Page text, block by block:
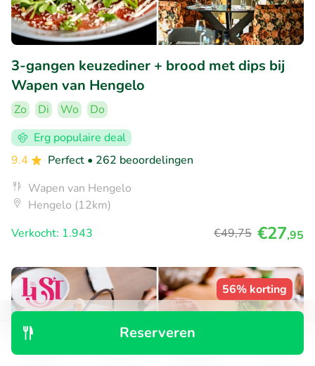
Reserveren
3-gangen keuzediner + brood met dips bij
Wapen van Hengelo
Zo Di Wo
Do
Erg populaire deal
9.4
Perfect • 262 beoordelingen
Wapen van Hengelo
Hengelo (12km)
Verkocht: 1.943
€49,75 €27,95
56% korting